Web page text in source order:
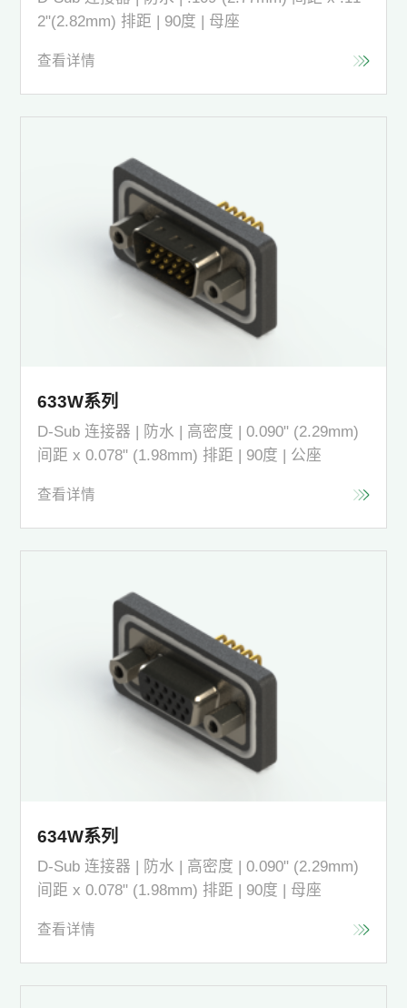
2"(2.82mm) 排距 | 90度 | 母座
查看详情
633W系列
D-Sub 连接器 | 防水 | 高密度 | 0.090" (2.29mm)
间距 x 0.078" (1.98mm) 排距 | 90度 | 公座
查看详情
634W系列
D-Sub 连接器 | 防水 | 高密度 | 0.090" (2.29mm)
间距 x 0.078" (1.98mm) 排距 | 90度 | 母座
查看详情